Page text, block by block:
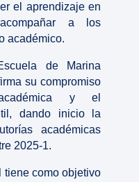
el aprendizaje en
a los
académico.
de Marina
su compromiso
y el
dando inicio la
académicas
2025-1.
tiene como objetivo